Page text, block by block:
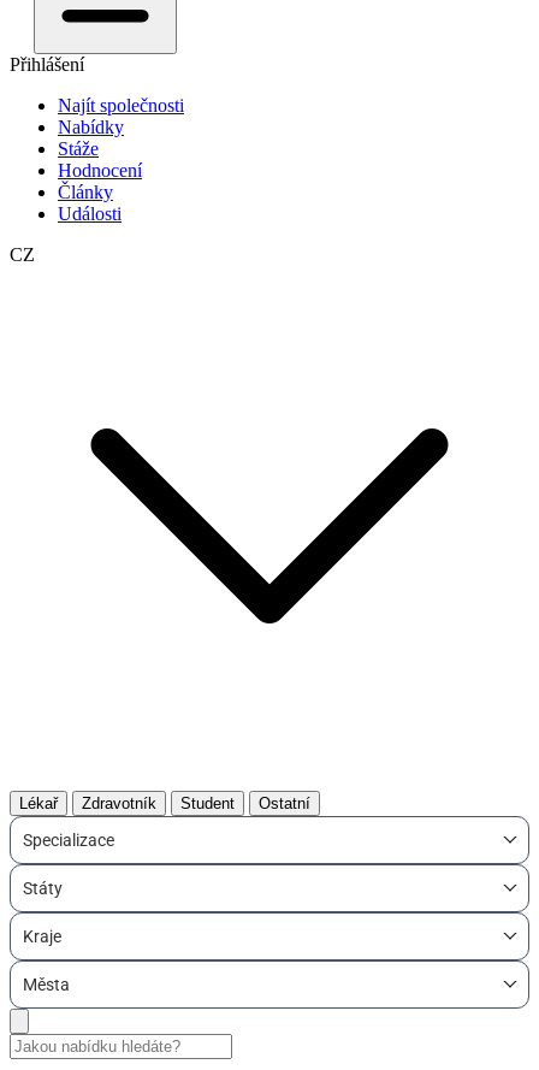
Přihlášení
Najít společnosti
Nabídky
Stáže
Hodnocení
Články
Události
CZ
Lékař Zdravotník Student Ostatní
Specializace
Státy
Kraje
Města